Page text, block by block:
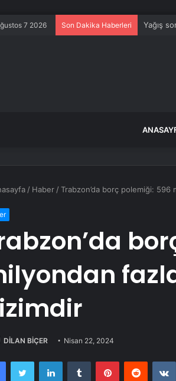
7 2026 Son Dakika Haberleri Yağış
/ Haber /Trabzon’da borç polemiği:
DİLAN BİÇER Nisan 22, 2024
FacebookTwitter LinkedInTumblr PinterestReddit